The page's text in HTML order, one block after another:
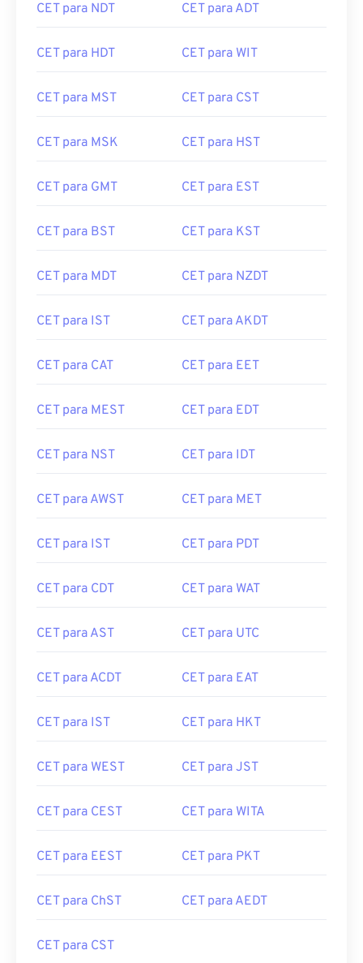
CET para NDT CET para ADT
CET para HDT CET para WIT
CET para MST CET para CST
CET para MSK CET para HST
CET para GMT CET para EST
CET para BST CET para KST
CET para MDT CET para NZDT
CET para IST CET para AKDT
CET para CAT CET para EET
CET para MEST CET para EDT
CET para NST CET para IDT
CET para AWST CET para MET
CET para IST CET para PDT
CET para CDT CET para WAT
CET para AST CET para UTC
CET para ACDT CET para EAT
CET para IST CET para HKT
CET para WEST CET para JST
CET para CEST CET para WITA
CET para EEST CET para PKT
CET para ChST CET para AEDT
CET para CST